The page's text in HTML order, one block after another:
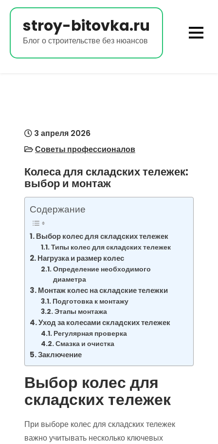
Перейти
содержимому
stroy-bitovka.ru
Блог о строительстве без нюансов
3 апреля 2026
Советы профессионалов
Колеса для складских тележек:
выбор и монтаж
Содержание
Выбор колес для складских тележек
Типы колес для складских тележек
Нагрузка и размер колес
Определение необходимого
диаметра
Монтаж колес на складские тележки
Подготовка к монтажу
Этапы монтажа
Уход за колесами складских тележек
Регулярная проверка
Смазка и очистка
Заключение
Выбор колес для
складских тележек
При выборе колес для складских тележек
важно учитывать несколько ключевых